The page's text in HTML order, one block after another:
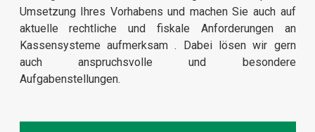
Umsetzung Ihres Vorhabens und machen Sie auch auf
aktuelle rechtliche und fiskale Anforderungen an
Kassensysteme aufmerksam . Dabei lösen wir gern
auch anspruchsvolle und besondere
Aufgabenstellungen.